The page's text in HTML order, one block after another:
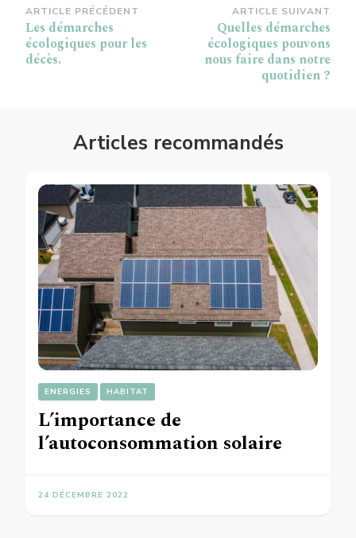
Navigation
d’article
ARTICLE PRÉCÉDENT
Les démarches
écologiques pour les
décès.
ARTICLE SUIVANT
Quelles démarches
écologiques pouvons
nous faire dans notre
quotidien ?
Articles recommandés
ENERGIES HABITAT
L’importance de
l’autoconsommation solaire
24 DÉCEMBRE 2022